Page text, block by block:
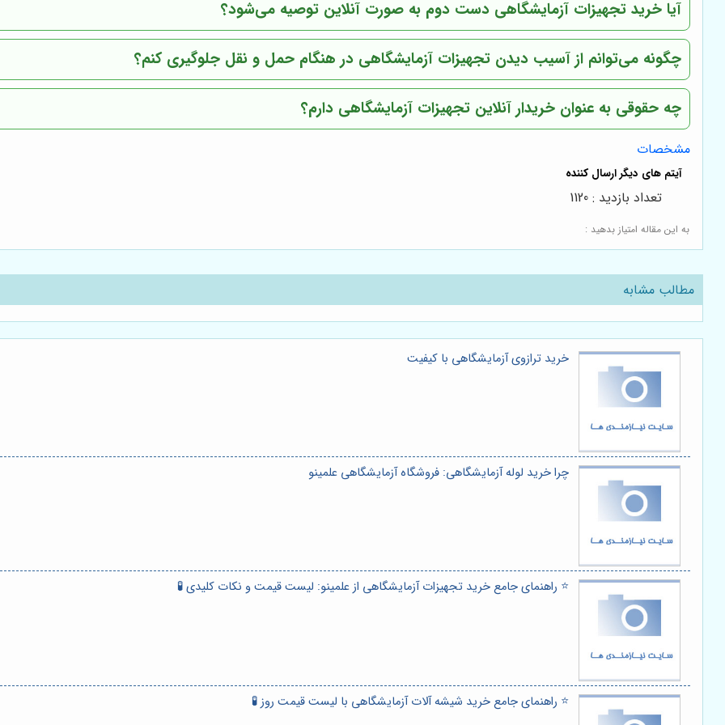
آیا خرید تجهیزات آزمایشگاهی دست دوم به صورت آنلاین توصیه می‌شود؟
چگونه می‌توانم از آسیب دیدن تجهیزات آزمایشگاهی در هنگام حمل و نقل جلوگیری کنم؟
چه حقوقی به عنوان خریدار آنلاین تجهیزات آزمایشگاهی دارم؟
مشخصات
به این مقاله امتیاز بدهید :
تعداد بازدید : 1120
مطالب مشابه
خرید ترازوی آزمایشگاهی با کیفیت
چرا خرید لوله آزمایشگاهی: فروشگاه آزمایشگاهی علمینو
⭐️ راهنمای جامع خرید تجهیزات آزمایشگاهی از علمینو: لیست قیمت و نکات کلیدی 🧪
⭐️ راهنمای جامع خرید شیشه آلات آزمایشگاهی با لیست قیمت روز 🧪